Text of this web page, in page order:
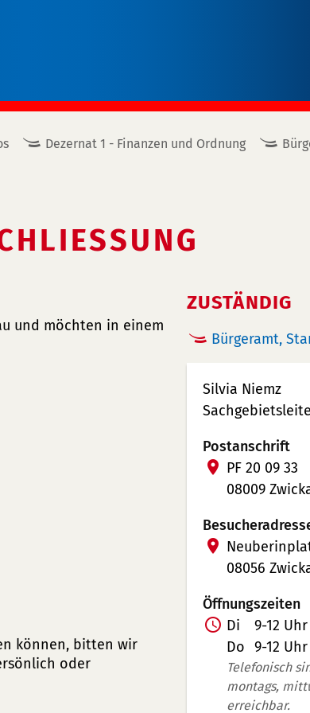
Dezernat 1 - Finanzen und Ordnung
und möchten in einem
können, bitten wir
oder
ZUSTÄNDIG
Bürgeramt,
Silvia Niemz
Postanschrift
PF 20 09 33
08009
08056
Öffnungszeiten
Di
9-12
Do 9-12
Z
Telefonisch
montags,
erreichbar.